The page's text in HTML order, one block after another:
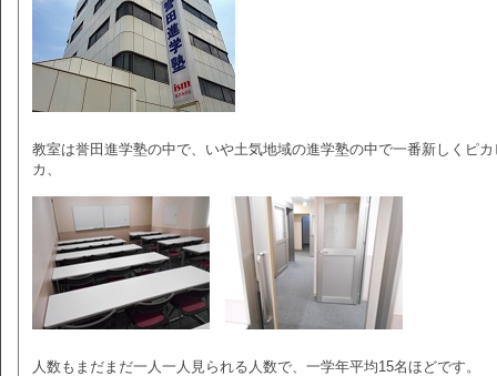
教室は誉田進学塾の中で、いや土気地域の進学塾の中で一番新しくピカ
カ、
人数もまだまだ一人一人見られる人数で、一学年平均15名ほどです。